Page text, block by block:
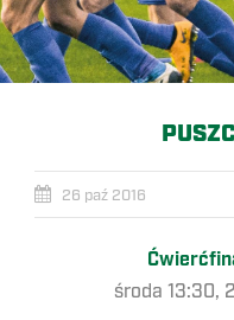
26 paź 2016
środa 13:30,